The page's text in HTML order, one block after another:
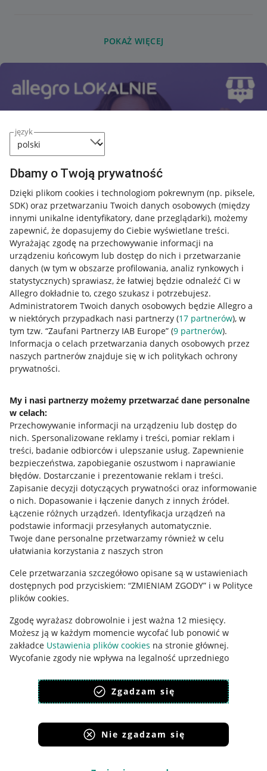
język
Dbamy o Twoją prywatność
Dzięki plikom cookies i technologiom pokrewnym (np. piksele,
SDK) oraz przetwarzaniu Twoich danych osobowych (między
innymi unikalne identyfikatory, dane przeglądarki), możemy
zapewnić, że dopasujemy do Ciebie wyświetlane treści.
Wyrażając zgodę na przechowywanie informacji na
urządzeniu końcowym lub dostęp do nich i przetwarzanie
danych (w tym w obszarze profilowania, analiz rynkowych i
statystycznych) sprawiasz, że łatwiej będzie odnaleźć Ci w
Allegro dokładnie to, czego szukasz i potrzebujesz.
Administratorem Twoich danych osobowych będzie Allegro a
w niektórych przypadkach nasi partnerzy (17 partnerów), w
tym tzw. “Zaufani Partnerzy IAB Europe” (9 partnerów).
Informacja o celach przetwarzania danych osobowych przez
naszych partnerów znajduje się w ich politykach ochrony
prywatności.
My i nasi partnerzy możemy przetwarzać dane personalne
w celach:
Przechowywanie informacji na urządzeniu lub dostęp do
nich. Spersonalizowane reklamy i treści, pomiar reklam i
treści, badanie odbiorców i ulepszanie usług. Zapewnienie
bezpieczeństwa, zapobieganie oszustwom i naprawianie
błędów. Dostarczanie i prezentowanie reklam i treści.
Zapisanie decyzji dotyczących prywatności oraz informowanie
o nich. Dopasowanie i łączenie danych z innych źródeł.
Łączenie różnych urządzeń. Identyfikacja urządzeń na
podstawie informacji przesyłanych automatycznie.
Twoje dane personalne przetwarzamy również w celu
ułatwiania korzystania z naszych stron
Cele przetwarzania szczegółowo opisane są w ustawieniach
dostępnych pod przyciskiem: “ZMIENIAM ZGODY” i w Polityce
plików cookies.
Zgodę wyrażasz dobrowolnie i jest ważna 12 miesięcy.
Możesz ją w każdym momencie wycofać lub ponowić w
zakładce Ustawienia plików cookies na stronie głównej.
Wycofanie zgody nie wpływa na legalność uprzedniego
polityka plików cookies
polityka ochrony prywatności
Zgadzam się
Nie zgadzam się
POKAŻ WIĘCEJ
Przydatne informacje
Jak to działa
Napisz do nas
Allegro Gadane dla kupujących
Mapa miejscowości
Informacje prawne
Regulamin
Polityka plików "cookies"
Ustawienia plików "cookies"
Udostępnianie lokalizacji
Pobierz aplikację
Korzystanie z serwisu oznacza akceptacjęregulaminu